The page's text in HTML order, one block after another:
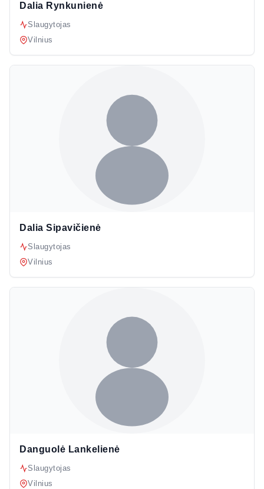
Dalia Rynkunienė
Slaugytojas
Vilnius
Dalia Sipavičienė
Slaugytojas
Vilnius
Danguolė Lankelienė
Slaugytojas
Vilnius